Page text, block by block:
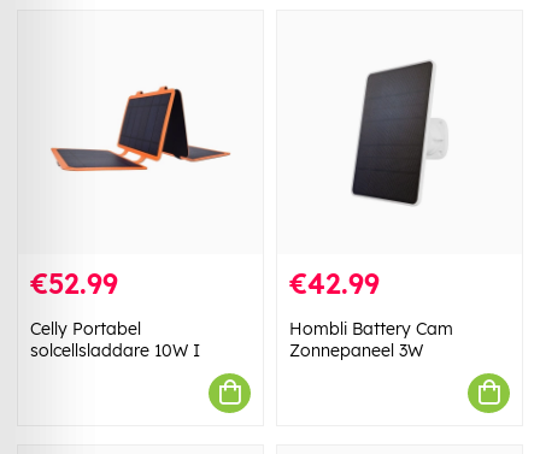
€52.99
Celly Portabel
solcellsladdare 10W I
€42.99
Hombli Battery Cam
Zonnepaneel 3W